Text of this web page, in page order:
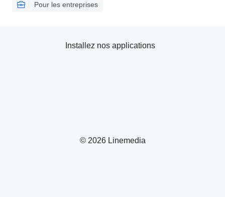
Pour les entreprises
© 2026 Linemedia
Installez nos applications